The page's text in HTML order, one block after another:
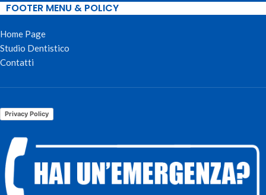
FOOTER MENU & POLICY
Home Page
Studio Dentistico
Contatti
Privacy Policy